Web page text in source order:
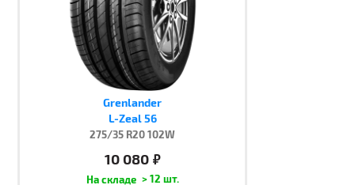
Grenlander
L-Zeal 56
275/35 R20 102W
10 080 руб.
> 12 шт.